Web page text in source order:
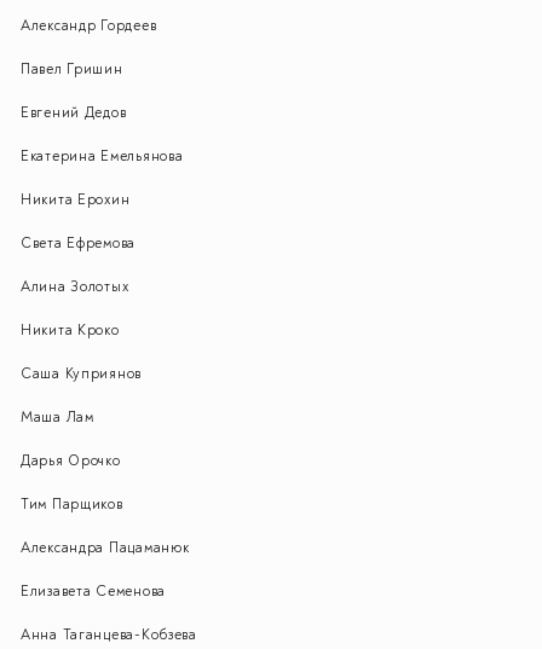
Александр Гордеев
Павел Гришин
Евгений Дедов
Екатерина Емельянова
Никита Ерохин
Света Ефремова
Алина Золотых
Никита Кроко
Саша Куприянов
Маша Лам
Дарья Орочко
Тим Парщиков
Александра Пацаманюк
Елизавета Семенова
Анна Таганцева-Кобзева